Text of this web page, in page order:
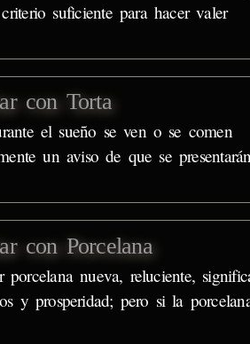
suficiente para hacer valer
con Torta
el sueño se ven o se comen
un aviso de que se
con Porcelana
porcelana nueva, reluciente,
y prosperidad; pero si la